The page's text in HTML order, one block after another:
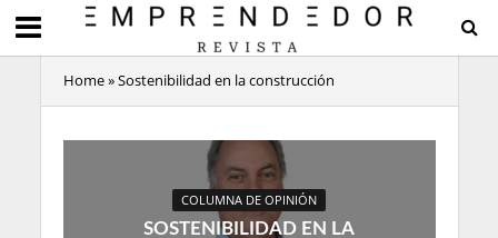
Home»Sostenibilidad en la construcción
COLUMNA DE OPINIÓN
SOSTENIBILIDAD EN LA